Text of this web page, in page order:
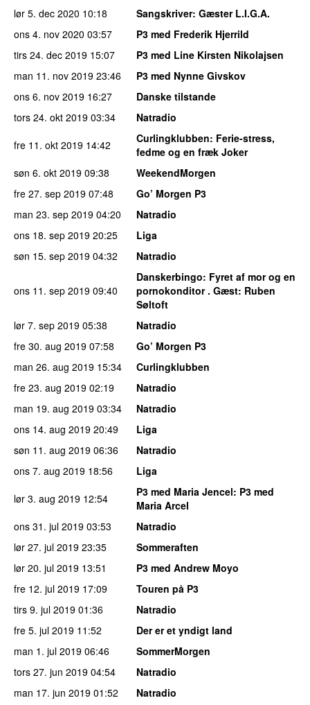
lør 5. dec 2020 10:18 Sangskriver: Gæster L.I.G.A.
ons 4. nov 2020 03:57
P3 med Frederik Hjerrild
tirs 24. dec 2019 15:07
P3 med Line Kirsten Nikolajsen
man 11. nov 2019 23:46
P3 med Nynne Givskov
ons 6. nov 2019 16:27
Danske tilstande
tors 24. okt 2019 03:34
Natradio
fre 11. okt 2019 14:42 Curlingklubben: Ferie-stress,
fedme og en fræk Joker
søn 6. okt 2019 09:38
WeekendMorgen
fre 27. sep 2019 07:48
Go’ Morgen P3
man 23. sep 2019 04:20
Natradio
ons 18. sep 2019 20:25
Liga
søn 15. sep 2019 04:32 Natradio
ons 11. sep 2019 09:40
Danskerbingo: Fyret af mor og en
pornokonditor . Gæst: Ruben
Søltoft
lør 7. sep 2019 05:38
Natradio
fre 30. aug 2019 07:58
Go’ Morgen P3
man 26. aug 2019 15:34
Curlingklubben
fre 23. aug 2019 02:19
Natradio
man 19. aug 2019 03:34
Natradio
ons 14. aug 2019 20:49
Liga
søn 11. aug 2019 06:36
Natradio
ons 7. aug 2019 18:56
Liga
lør 3. aug 2019 12:54 P3 med Maria Jencel: P3 med
Maria Arcel
ons 31. jul 2019 03:53
Natradio
lør 27. jul 2019 23:35
Sommeraften
lør 20. jul 2019 13:51
P3 med Andrew Moyo
fre 12. jul 2019 17:09
Touren på P3
tirs 9. jul 2019 01:36
Natradio
fre 5. jul 2019 11:52
Der er et yndigt land
man 1. jul 2019 06:46
SommerMorgen
tors 27. jun 2019 04:54
Natradio
man 17. jun 2019 01:52
Natradio